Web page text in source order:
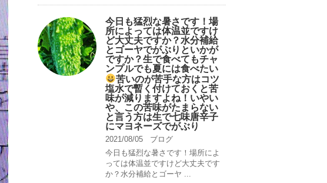
今日も猛烈な暑さです！場
所によっては体温並ですけ
ど大丈夫ですか？水分補給
とゴーヤでがぶりといかが
ですか？生で食べてもチャ
ンプルでも夏には食べたい
苦いのが苦手な方はコツ
塩水で暫く付けておくと苦
味が減りますよね！いやい
や、この苦味がたまらない
と言う方は生で七味唐辛子
にマヨネーズでがぶり
2021/08/05
ブログ
今日も猛烈な暑さです！場所によ
っては体温並ですけど大丈夫です
か？水分補給とゴーヤ ...